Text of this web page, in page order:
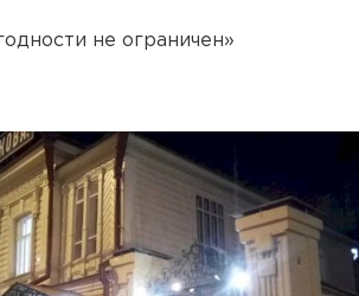
не ограничен»